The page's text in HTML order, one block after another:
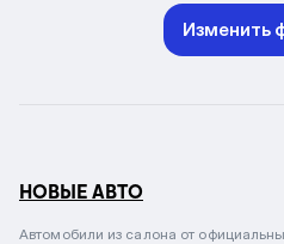
Изменить
НОВЫЕ АВТО
Автомобили из салона от